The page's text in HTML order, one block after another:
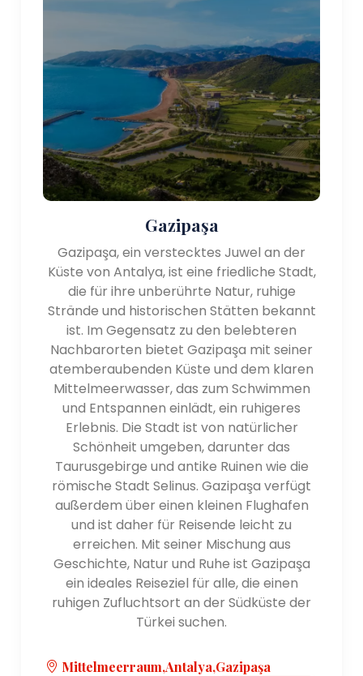
Gazipaşa
Gazipaşa, ein verstecktes Juwel an der
Küste von Antalya, ist eine friedliche Stadt,
die für ihre unberührte Natur, ruhige
Strände und historischen Stätten bekannt
ist. Im Gegensatz zu den belebteren
Nachbarorten bietet Gazipaşa mit seiner
atemberaubenden Küste und dem klaren
Mittelmeerwasser, das zum Schwimmen
und Entspannen einlädt, ein ruhigeres
Erlebnis. Die Stadt ist von natürlicher
Schönheit umgeben, darunter das
Taurusgebirge und antike Ruinen wie die
römische Stadt Selinus. Gazipaşa verfügt
außerdem über einen kleinen Flughafen
und ist daher für Reisende leicht zu
erreichen. Mit seiner Mischung aus
Geschichte, Natur und Ruhe ist Gazipaşa
ein ideales Reiseziel für alle, die einen
ruhigen Zufluchtsort an der Südküste der
Türkei suchen.
Mittelmeerraum,Antalya,Gazipaşa